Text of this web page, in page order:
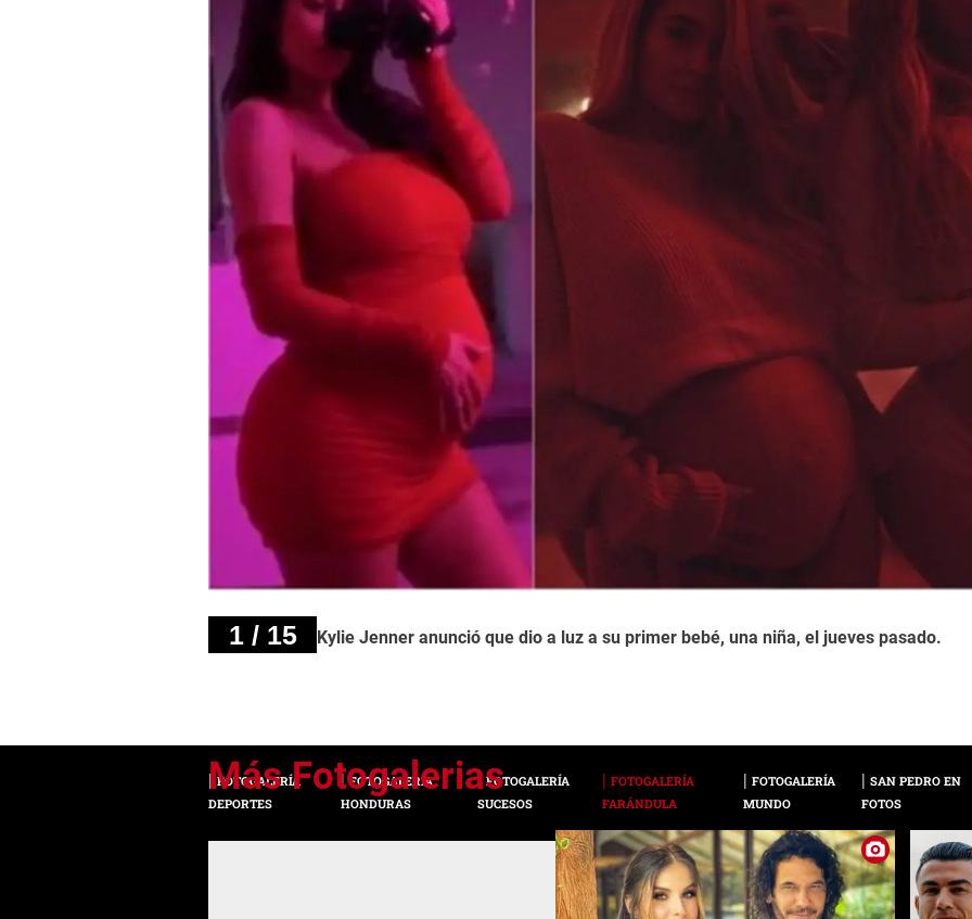
1 / 15 Kylie Jenner anunció que dio a luz a su primer bebé, una niña, el jueves pasado.
FOTOGALERÍA
DEPORTES
FOTOGALERÍA
HONDURAS
FOTOGALERÍA
SUCESOS
FOTOGALERÍA
FARÁNDULA
FOTOGALERÍA
MUNDO
SAN PEDRO EN
FOTOS